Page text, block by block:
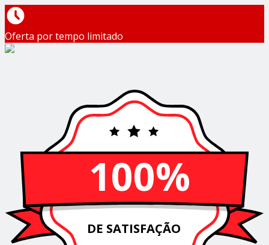
Oferta por tempo limitado
100%
DE SATISFAÇÃO